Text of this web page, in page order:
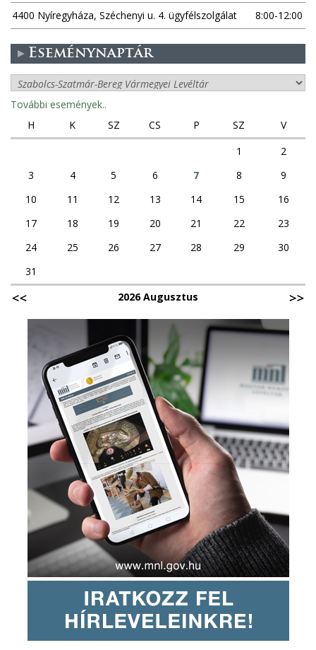
4400 Nyíregyháza, Széchenyi u. 4. ügyfélszolgálat
8:00-12:00
Eseménynaptár
További események..
H
K SZ CS P SZ
V
1
2
3
4 5 6 7 8
9
10
11 12 13 14 15
16
17
18 19 20 21 22
23
24
25 26 27 28 29
30
31
2026 Augusztus